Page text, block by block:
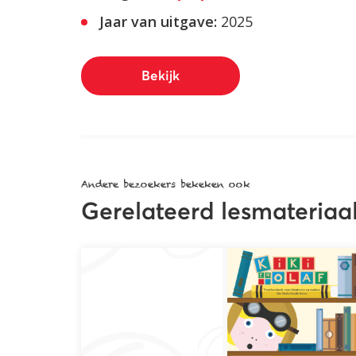
Jaar van uitgave: 2025
Bekijk
Andere bezoekers bekeken ook
Gerelateerd